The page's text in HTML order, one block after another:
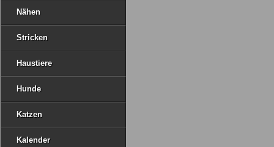
Nähen
Stricken
Haustiere
Hunde
Katzen
Kalender